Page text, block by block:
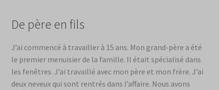
De père en fils
J’ai commencé à travailler à 15 ans. Mon grand-père a été
le premier menuisier de la famille. Il était spécialisé dans
les fenêtres. J’ai travaillé avec mon père et mon frère. J’ai
deux neveux qui sont rentrés dans l’affaire. Nous avons